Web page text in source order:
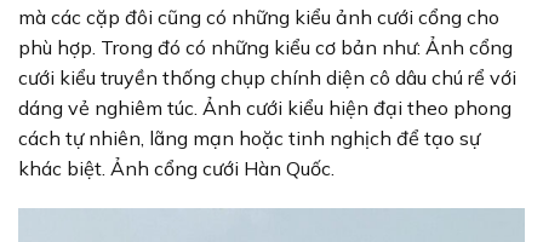
mà các cặp đôi cũng có những kiểu ảnh cưới cổng cho
phù hợp. Trong đó có những kiểu cơ bản như: Ảnh cổng
cưới kiểu truyền thống chụp chính diện cô dâu chú rể với
dáng vẻ nghiêm túc. Ảnh cưới kiểu hiện đại theo phong
cách tự nhiên, lãng mạn hoặc tinh nghịch để tạo sự
khác biệt. Ảnh cổng cưới Hàn Quốc.